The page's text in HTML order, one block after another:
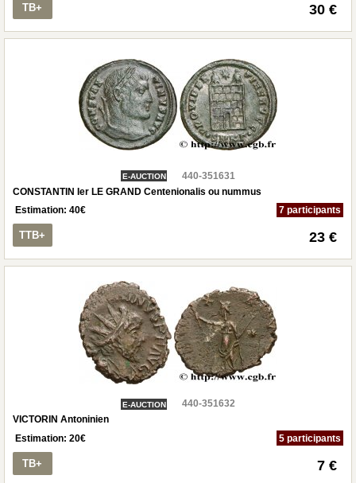
TB+ 30 €
E-AUCTION
440-351631
CONSTANTIN Ier LE GRAND Centenionalis ou nummus
Estimation: 40€ 7 participants
TTB+ 23 €
E-AUCTION
440-351632
VICTORIN Antoninien
Estimation: 20€ 5 participants
TB+ 7 €